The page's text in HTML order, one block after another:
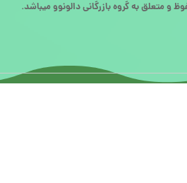
متعلق به گروه بازرگانی دالونوو میباشد.